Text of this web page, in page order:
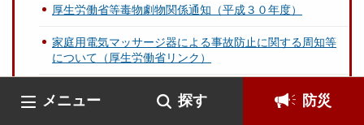
メニュー 探す 防災
厚生労働省等毒物劇物関係通知（平成３０年度）
家庭用電気マッサージ器による事故防止に関する周知等
について（厚生労働省リンク）
医薬品等を海外から購入しようとされる方へ（厚生労働
省リンク）